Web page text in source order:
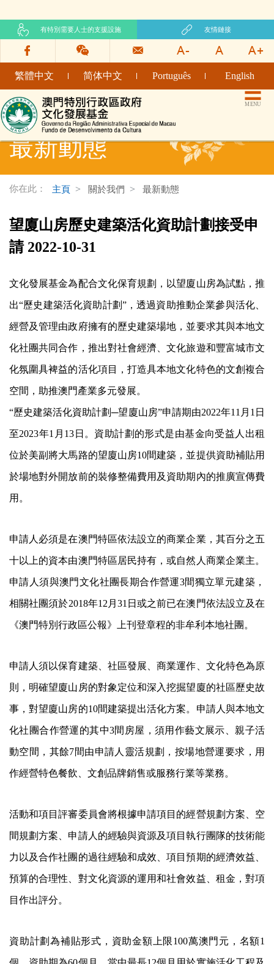
有特別需要人士的支援設施 友情鏈接
繁體中文 简体中文 Português English
文化發展基金網頁 MENU
最新動態
你在此： 主頁 關於我們 最新動態
望廈山房歷史建築活化資助計劃接受申
請 2022-10-31
文化發展基金為配合文化保育規劃，以望廈山房為試點，推
出“歷史建築活化資助計劃”，透過資助推動企業參與活化、
經營及管理由政府擁有的歷史建築場地，並要求其與本地文
化社團共同合作，推出對社會經濟、文化旅遊和豐富城市文
化氛圍具裨益的活化項目，打造具本地文化特色的文創複合
空間，助推澳門產業多元發展。
“歷史建築活化資助計劃─望廈山房”申請期由2022年11月1日
至2023年1月13日。資助計劃的形式是由基金向受益人出租
位於美副將大馬路的望廈山房10間建築，並提供資助補貼用
於場地對外開放前的裝修整備費用及資助期內的推廣宣傳費
用。
申請人必須是在澳門特區依法設立的商業企業，其百分之五
十以上的資本由澳門特區居民持有，或自然人商業企業主。
申請人須與澳門文化社團長期合作營運3間獨立單元建築，
相關社團須於2018年12月31日或之前已在澳門依法設立及在
《澳門特別行政區公報》上刊登章程的非牟利本地社團。
申請人須以保育建築、社區發展、商業運作、文化特色為原
則，明確望廈山房的對象定位和深入挖掘望廈的社區歷史故
事，對望廈山房的10間建築提出活化方案。申請人與本地文
化社團合作營運的其中3間房屋，須用作藝文展示、親子活
動空間，其餘7間由申請人靈活規劃，按場地營運要求，用
作經營特色餐飲、文創品牌銷售或服務行業等業務。
活動和項目評審委員會將根據申請項目的經營規劃方案、空
間規劃方案、申請人的經驗與資源及項目執行團隊的技術能
力以及合作社團的過往經驗和成效、項目預期的經濟效益、
預算的合理性、對文化資源的運用和社會效益、租金，對項
目作出評分。
資助計劃為補貼形式，資助金額上限100萬澳門元，名額1